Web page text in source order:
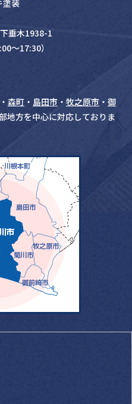
塗装
垂⽊1938-1
〜17:30）
・ 森町 ・ 島田市 ・ 牧之原市 ・ 御
地方を中心に対応しておりま